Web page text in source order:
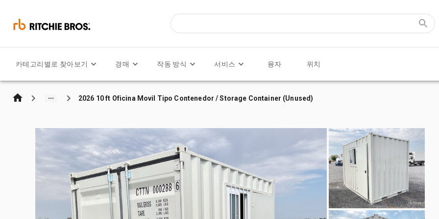
카테고리별로 찾아보기 경매 작동 방식 서비스 융자 위치
2026 10 ft Oficina Movil Tipo Contenedor / Storage Container (Unused)